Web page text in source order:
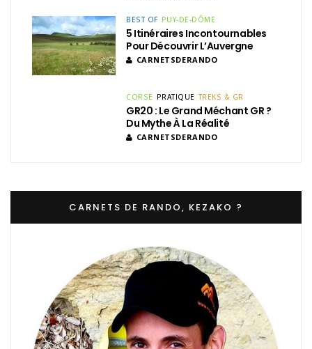
BEST OF PUY-DE-DÔME
5 Itinéraires Incontournables
Pour Découvrir L’Auvergne
CARNETSDERANDO
CORSE PRATIQUE TREKS & GR
GR20 : Le Grand Méchant GR ?
Du Mythe À La Réalité
CARNETSDERANDO
CARNETS DE RANDO, KEZAKO ?